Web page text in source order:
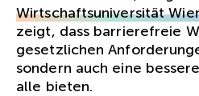
Wirtschaftsuniversität
zeigt, dass barrierefreie
gesetzlichen
sondern auch eine
alle bieten.